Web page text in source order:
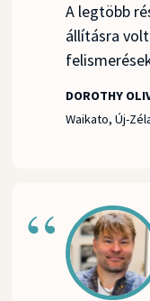
A legtöbb
állításra
DOROTHY
Waikato, Új-